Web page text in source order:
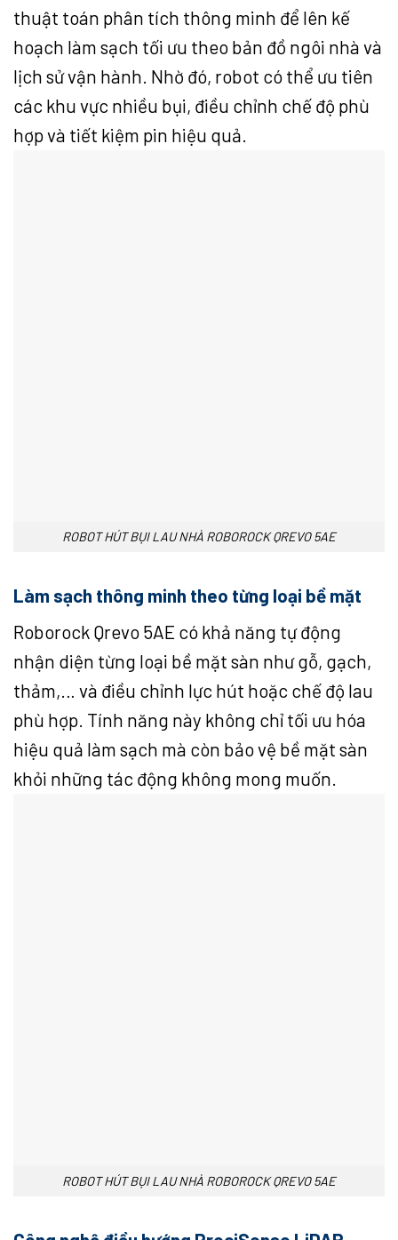
thuật toán phân tích thông minh để lên kế
hoạch làm sạch tối ưu theo bản đồ ngôi nhà và
lịch sử vận hành. Nhờ đó, robot có thể ưu tiên
các khu vực nhiều bụi, điều chỉnh chế độ phù
hợp và tiết kiệm pin hiệu quả.
ROBOT HÚT BỤI LAU NHÀ ROBOROCK QREVO 5AE
Làm sạch thông minh theo từng loại bề mặt
Roborock Qrevo 5AE có khả năng tự động
nhận diện từng loại bề mặt sàn như gỗ, gạch,
thảm,… và điều chỉnh lực hút hoặc chế độ lau
phù hợp. Tính năng này không chỉ tối ưu hóa
hiệu quả làm sạch mà còn bảo vệ bề mặt sàn
khỏi những tác động không mong muốn.
ROBOT HÚT BỤI LAU NHÀ ROBOROCK QREVO 5AE